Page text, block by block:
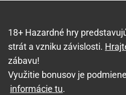
18+ Hazardné hry
strát a vzniku závislosti.
zábavu!
Využitie bonusov je
informácie tu.